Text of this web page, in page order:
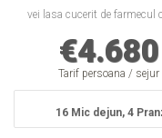
vei lasa cucerit de farmecul
€4.680
Tarif persoana / sejur
16 Mic dejun, 4